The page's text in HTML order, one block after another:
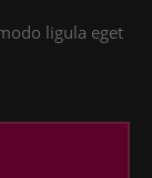
ligula eget